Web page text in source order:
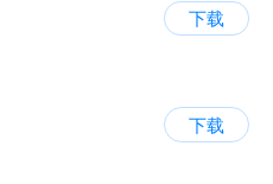
下载
下载